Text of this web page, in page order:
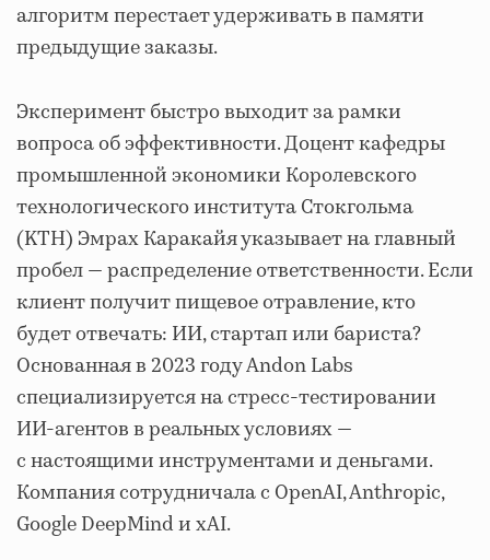
алгоритм перестает удерживать в памяти
предыдущие заказы.
Эксперимент быстро выходит за рамки
вопроса об эффективности. Доцент кафедры
промышленной экономики Королевского
технологического института Стокгольма
(KTH) Эмрах Каракайя указывает на главный
пробел — распределение ответственности. Если
клиент получит пищевое отравление, кто
будет отвечать: ИИ, стартап или бариста?
Основанная в 2023 году Andon Labs
специализируется на стресс-тестировании
ИИ-агентов в реальных условиях —
с настоящими инструментами и деньгами.
Компания сотрудничала с OpenAI, Anthropic,
Google DeepMind и xAI.